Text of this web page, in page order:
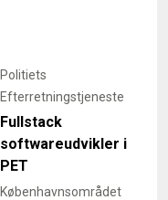
Politiets
Efterretningstjeneste
Fullstack
softwareudvikler i
PET
Københavnsområdet